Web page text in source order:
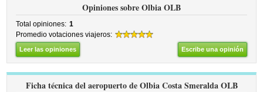
Opiniones sobre Olbia OLB
Total opiniones: 1
Promedio votaciones viajeros:
Leer las opiniones Escribe una opinión
Ficha técnica del aeropuerto de Olbia Costa Smeralda OLB